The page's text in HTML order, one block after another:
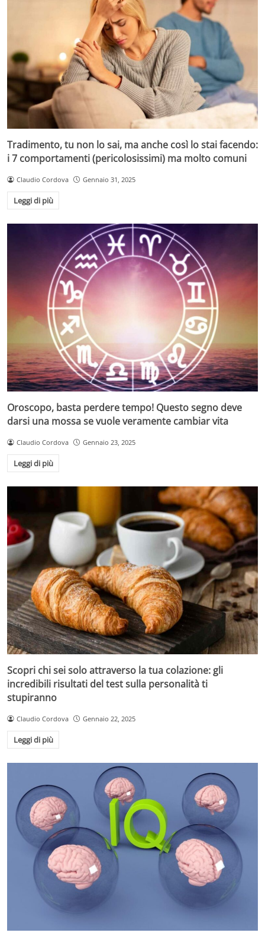
Tradimento, tu non lo sai, ma anche così lo stai facendo:
i 7 comportamenti (pericolosissimi) ma molto comuni
Claudio Cordova Gennaio 31, 2025
Leggi di più
Oroscopo, basta perdere tempo! Questo segno deve
darsi una mossa se vuole veramente cambiar vita
Claudio Cordova Gennaio 23, 2025
Leggi di più
Scopri chi sei solo attraverso la tua colazione: gli
incredibili risultati del test sulla personalità ti
stupiranno
Claudio Cordova Gennaio 22, 2025
Leggi di più